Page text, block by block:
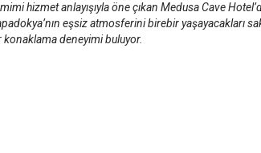
hizmet anlayışıyla öne çıkan Medusa Cave
eşsiz atmosferini birebir yaşayacakları
konaklama deneyimi buluyor.